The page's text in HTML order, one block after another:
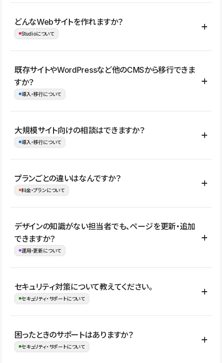
どんなWebサイトを作れますか？
Studioについて
コーポレートサイト、サービスサイト、LP、採用サイト、ブロ
グ・メディア、イベントサイト、店舗・商品紹介サイト、ポートフ
ォリオなど幅広く制作できます。
既存サイトやWordPressなど他のCMSから移行できま
すか？
導入・移行について
はい。既存サイトの構成やコンテンツ、URLを整理したうえで、
Studio上に再構築する形で移行できます。 WordPressの場合は、
イト全体のデザインや設定がそのまま移行されるわけではないた
め、移行後にページ構成やデザイン、CMS設計、URL・リダイレク
大規模サイト向けの相談はできますか？
導入・移行について
はい。アクセス規模が大きいサイトや、複数部門での運用、権限管
理、セキュリティ確認、既存システムとの連携など、個別の要件が
ない段階でも、お問い合わせください。
お問合せはこちら
プランごとの違いはなんですか？
料金・プランについて
公開ページ数、バージョン履歴の期間、CMS利用数の上限、権限
管理の有無などがプランごとに異なります。詳しくは料金プランペ
ージをご覧ください。
デザインの知識がない担当者でも、ページを更新・追加
できますか？
運用・更新について
はい。CMSやコンポーネントを活用して更新範囲を設計しておく
ことで、デザインを崩しにくい状態で運用できます。 さらにコン
ながらレイアウトに影響を与えずに更新作業を進めやすくなりま
す。
セキュリティ対策について教えてください。
セキュリティ・サポートについて
Studioでは、公開サイトやサービスを安全に利用できるよう、通信
の暗号化、データ保護、アクセス管理、脆弱性対策など、複数の観
困ったときのサポートはありますか？
セキュリティ・サポートについて